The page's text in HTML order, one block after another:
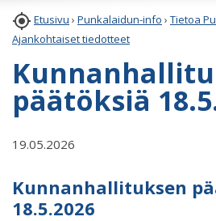
 Etusivu › Punkalaidun-info › Tietoa
Ajankohtaiset tiedotteet
päätöksiä
19.05.2026
Kunnanhallituksen
18.5.2026